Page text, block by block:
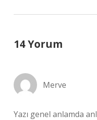
14 Yorum
Merve
Yazı genel anlamda